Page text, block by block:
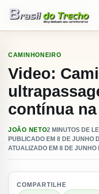
CAMINHONEIRO
Video:
contínua
JOÃO NETO2 MINUTOS DE
PUBLICADO EM 8 DE JUNHO
ATUALIZADO EM 8 DE JUNHO
COMPARTILHE